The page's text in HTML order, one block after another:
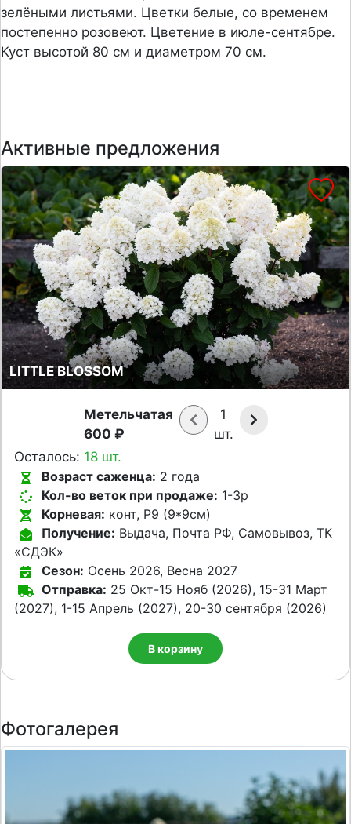
зелёными листьями. Цветки белые, со временем
постепенно розовеют. Цветение в июле-сентябре.
Куст высотой 80 см и диаметром 70 см.
Активные предложения
LITTLE BLOSSOM
Метельчатая
600 ₽
1
шт.
Осталось: 18 шт.
Возраст саженца: 2 года
Кол-во веток при продаже: 1-3p
Корневая: конт, Р9 (9*9см)
Получение: Выдача, Почта РФ, Самовывоз, ТК
«СДЭК»
Сезон: Осень 2026, Весна 2027
Отправка: 25 Окт-15 Нояб (2026), 15-31 Март
(2027), 1-15 Апрель (2027), 20-30 сентября (2026)
В корзину
Фотогалерея